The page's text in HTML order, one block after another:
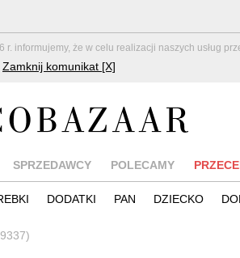
informujemy, że w celu realizacji naszych usług
Zamknij komunikat [X]
SPRZEDAWCY POLECAMY
DODATKI PAN DZIECKO